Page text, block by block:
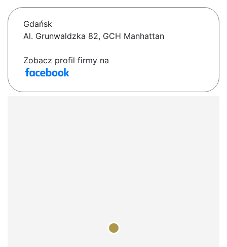
Gdańsk
Al. Grunwaldzka 82, GCH Manhattan
Zobacz profil firmy na